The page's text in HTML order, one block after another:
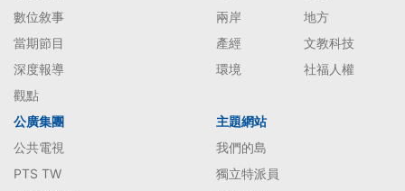
數位敘事
當期節目
深度報導
觀點
兩岸
地方
產經
文教科技
環境
社福人權
公廣集團
公共電視
PTS TW
主題網站
我們的島
獨立特派員